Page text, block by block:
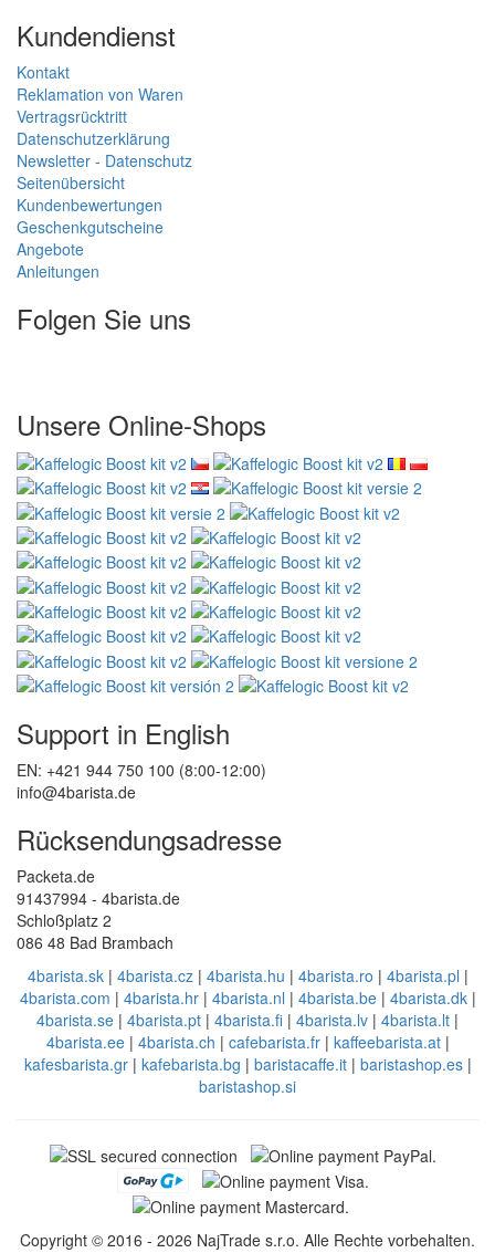
Kundendienst
Kontakt
Reklamation von Waren
Vertragsrücktritt
Datenschutzerklärung
Newsletter - Datenschutz
Seitenübersicht
Kundenbewertungen
Geschenkgutscheine
Angebote
Anleitungen
Folgen Sie uns
Unsere Online-Shops
Support in English
EN: +421 944 750 100 (8:00-12:00)
info@4barista.de
Rücksendungsadresse
Packeta.de
91437994 - 4barista.de
Schloßplatz 2
086 48 Bad Brambach
4barista.sk| 4barista.cz| 4barista.hu | 4barista.ro | 4barista.pl |
4barista.com | 4barista.hr| 4barista.nl | 4barista.be| 4barista.dk|
4barista.se | 4barista.pt | 4barista.fi | 4barista.lv | 4barista.lt |
4barista.ee| 4barista.ch | cafebarista.fr| kaffeebarista.at|
kafesbarista.gr| kafebarista.bg | baristacaffe.it| baristashop.es|
baristashop.si
Copyright © 2016 - 2026 NajTrade s.r.o. Alle Rechte vorbehalten.